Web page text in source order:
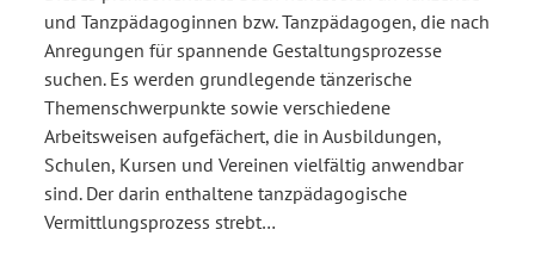
und Tanzpädagoginnen bzw. Tanzpädagogen, die nach
Anregungen für spannende Gestaltungsprozesse
suchen. Es werden grundlegende tänzerische
Themenschwerpunkte sowie verschiedene
Arbeitsweisen aufgefächert, die in Ausbildungen,
Schulen, Kursen und Vereinen vielfältig anwendbar
sind. Der darin enthaltene tanzpädagogische
Vermittlungsprozess strebt…